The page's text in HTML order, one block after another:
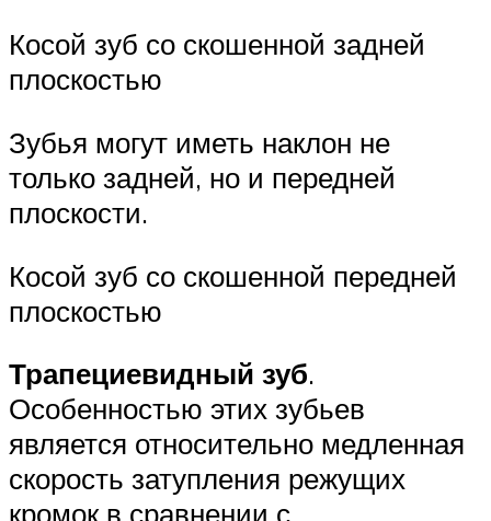
Косой зуб со скошенной задней
плоскостью
Зубья могут иметь наклон не
только задней, но и передней
плоскости.
Косой зуб со скошенной передней
плоскостью
Трапециевидный зуб.
Особенностью этих зубьев
является относительно медленная
скорость затупления режущих
кромок в сравнении с